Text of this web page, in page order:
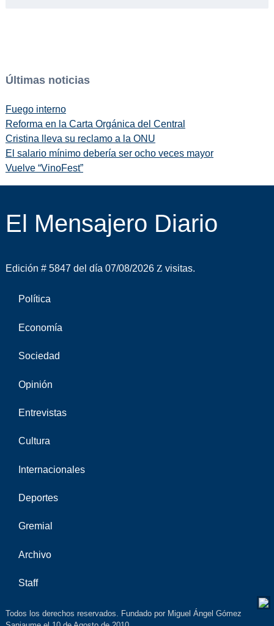
Últimas noticias
Fuego interno
Reforma en la Carta Orgánica del Central
Cristina lleva su reclamo a la ONU
El salario mínimo debería ser ocho veces mayor
Vuelve “VinoFest”
El Mensajero Diario
Edición # 5847 del día 07/08/2026 visitas.
Política
Economía
Sociedad
Opinión
Entrevistas
Cultura
Internacionales
Deportes
Gremial
Archivo
Staff
Todos los derechos reservados. Fundado por Miguel Ángel Gómez